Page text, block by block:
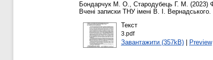
Бондарчук М. О., Стародубець Г. М. (2023)
Вчені записки ТНУ імені В. І.
Текст
3.pdf
Завантажити (357kB)| Preview